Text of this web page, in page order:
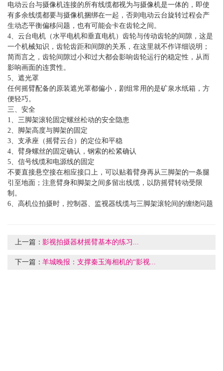
电动云台与摄像机连接的所有线缆都视为与摄像机是一体的，即使
有多余线缆都要与摄像机捆绑在一起，否则电动云台旋转过程会产
生动态平衡偏移问题，也有可能会卡在齿轮之间。
4、云台电机（水平电机和垂直电机）齿轮与传动齿轮的间隙，这是
一个机械知识，齿轮齿距和间隙的关系，在这里就不作详细说明；
简而言之，齿轮间隙过小和过大都会影响齿轮运行的稳定性，从而
影响画面的连贯性。
5、遮光罩
任何摇臂配备的原装遮光罩都偏小，剧组常用的是矿泉水纸箱，方
便轻巧。
三、安全
1、三脚架滚轮固定螺丝松动的安全隐患
2、脚架高度与脚架的固定
3、支承座（摇臂云台）的定位和平稳
4、臂身螺丝的固定确认，钢索的松紧确认
5、信号线缆和电源线的固定
不要直接悬空接在相应接口上，可以贴着臂身再从三脚架的一条腿
引至地面；注意臂身和脚架之间多留出线缆，以防摇臂转动受限
制。
6、高机位拍摄时，控制器、监视器线缆与三脚架滚轮间的缠绕问题
上一篇：影视拍摄器材摇臂基本的练习...
下一篇：羊城晚报：支撑秦玉海相机的“影视...